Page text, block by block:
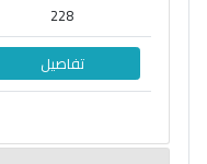
228
تفاصيل